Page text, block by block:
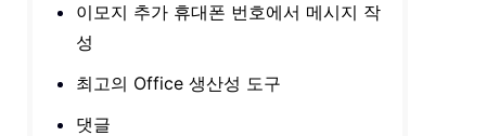
이모지 추가 휴대폰 번호에서 메시지 작
성
최고의 Office 생산성 도구
댓글